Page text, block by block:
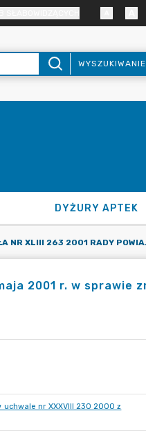
DYŻURY APTEK
UCHWAŁA NR XLIII 263 2001
2001 r. w sprawie
uchwale nr XXXVIII 230 2000 z